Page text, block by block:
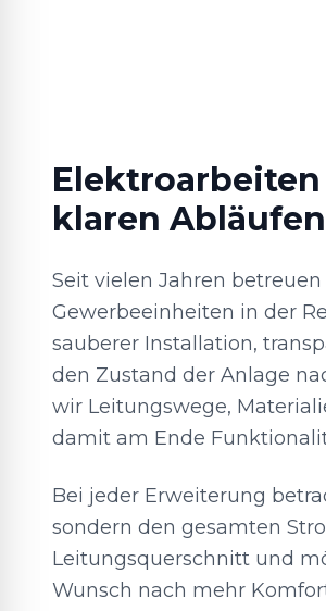
klaren Abläufen
Seit vielen Jahren
Gewerbeeinheiten in der
sauberer Installation,
den Zustand der Anlage
wir Leitungswege,
damit am Ende
Bei jeder Erweiterung
sondern den gesamten
Leitungsquerschnitt und
Wunsch nach mehr